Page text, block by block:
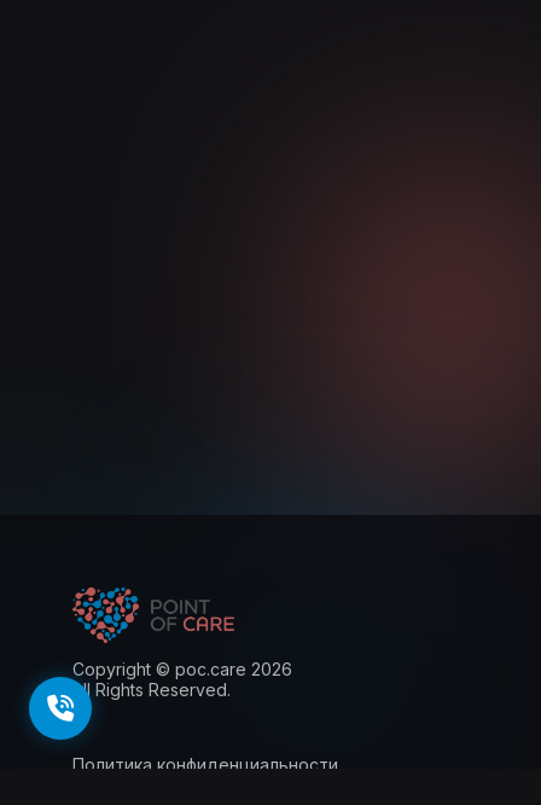
Copyright © poc.care 2026
All Rights Reserved.
Политика конфиденциальности